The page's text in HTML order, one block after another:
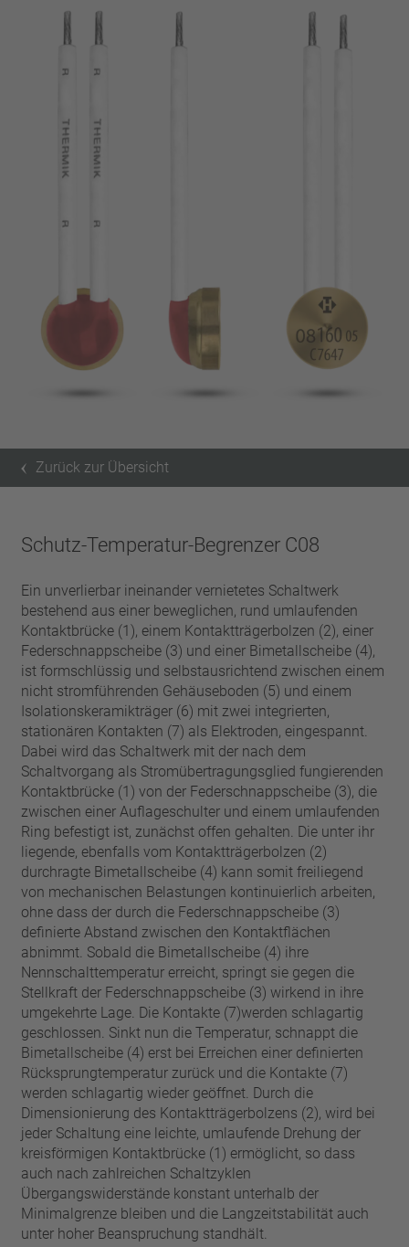
VDE
CQC
CMJ
Filter anwenden
Filter schließen
Zurück zur Übersicht
Schutz-Temperatur-Begrenzer C08
Ein unverlierbar ineinander vernietetes Schaltwerk
bestehend aus einer beweglichen, rund umlaufenden
Kontaktbrücke (1), einem Kontaktträgerbolzen (2), einer
Federschnappscheibe (3) und einer Bimetallscheibe (4),
ist formschlüssig und selbstausrichtend zwischen einem
nicht stromführenden Gehäuseboden (5) und einem
Isolationskeramikträger (6) mit zwei integrierten,
stationären Kontakten (7) als Elektroden, eingespannt.
Dabei wird das Schaltwerk mit der nach dem
Schaltvorgang als Stromübertragungsglied fungierenden
Kontaktbrücke (1) von der Federschnappscheibe (3), die
zwischen einer Auflageschulter und einem umlaufenden
Ring befestigt ist, zunächst offen gehalten. Die unter ihr
liegende, ebenfalls vom Kontaktträgerbolzen (2)
durchragte Bimetallscheibe (4) kann somit freiliegend
von mechanischen Belastungen kontinuierlich arbeiten,
ohne dass der durch die Federschnappscheibe (3)
definierte Abstand zwischen den Kontaktflächen
abnimmt. Sobald die Bimetallscheibe (4) ihre
Nennschalttemperatur erreicht, springt sie gegen die
Stellkraft der Federschnappscheibe (3) wirkend in ihre
umgekehrte Lage. Die Kontakte (7)werden schlagartig
geschlossen. Sinkt nun die Temperatur, schnappt die
Bimetallscheibe (4) erst bei Erreichen einer definierten
Rücksprungtemperatur zurück und die Kontakte (7)
werden schlagartig wieder geöffnet. Durch die
Dimensionierung des Kontaktträgerbolzens (2), wird bei
jeder Schaltung eine leichte, umlaufende Drehung der
kreisförmigen Kontaktbrücke (1) ermöglicht, so dass
auch nach zahlreichen Schaltzyklen
Übergangswiderstände konstant unterhalb der
Minimalgrenze bleiben und die Langzeitstabilität auch
unter hoher Beanspruchung standhält.